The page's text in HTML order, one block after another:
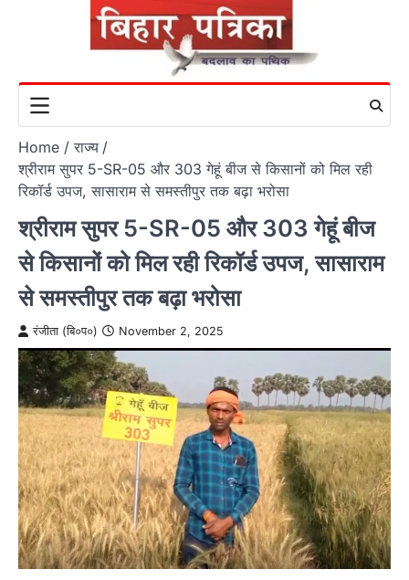
Home
राज्य
श्रीराम सुपर 5-SR-05 और 303 गेहूं बीज से किसानों को मिल रही
रिकॉर्ड उपज, सासाराम से समस्तीपुर तक बढ़ा भरोसा
श्रीराम सुपर 5-SR-05 और 303 गेहूं बीज
से किसानों को मिल रही रिकॉर्ड उपज, सासाराम
से समस्तीपुर तक बढ़ा भरोसा
रंजीता (बि०प०) November 2, 2025